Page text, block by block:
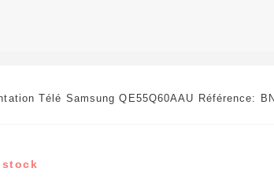
Télé Samsung QE55Q60AAU Référence:
stock